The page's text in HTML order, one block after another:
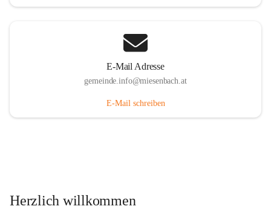
E-Mail Adresse
gemeinde.info@miesenbach.at
E-Mail schreiben
Herzlich willkommen